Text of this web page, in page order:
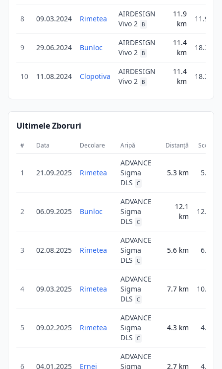
8 09.03.2024 Rimetea
AIRDESIGN
Vivo 2
B
11.9
km
11.9
9 29.06.2024 Bunloc
AIRDESIGN
Vivo 2
B
11.4
km
18.3
10 11.08.2024 Clopotiva
AIRDESIGN
Vivo 2
B
11.4
km
18.2
Ultimele Zboruri
# Data Decolare Aripă Distanță Scor
1 21.09.2025 Rimetea
ADVANCE
Sigma
DLS
C
5.3 km 5.3
2 06.09.2025 Bunloc
ADVANCE
Sigma
DLS
C
12.1
km
12.1
3 02.08.2025 Rimetea
ADVANCE
Sigma
DLS
C
5.6 km 6.7
4 09.03.2025 Rimetea
ADVANCE
Sigma
DLS
C
7.7 km 10.7
5 09.02.2025 Rimetea
ADVANCE
Sigma
DLS
C
4.3 km 4.3
6 04.01.2025 Ernei
ADVANCE
Sigma
2.7 km 4.3